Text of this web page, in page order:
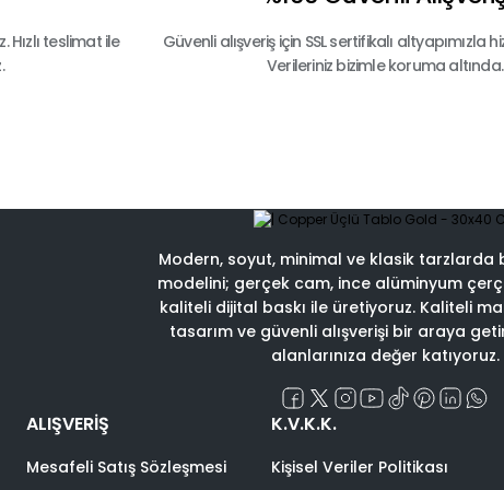
Hızlı teslimat ile
Güvenli alışveriş için SSL sertifikalı altyapımızla
Verileriniz bizimle koruma altında.
Modern, soyut, minimal ve klasik tarzlarda
modelini; gerçek cam, ince alüminyum
kaliteli dijital baskı ile üretiyoruz. Kaliteli
tasarım ve güvenli alışverişi bir araya
alanlarınıza değer katıyoruz.
ALIŞVERİŞ
Mesafeli Satış Sözleşmesi
K.V.K.K.
Kişisel Veriler Politikası